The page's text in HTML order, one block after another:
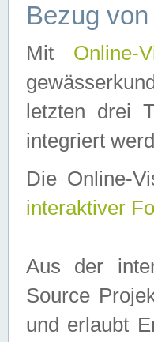
Bezug
Mit Online-
letzten drei
integriert
Die Online-
interaktiver
Aus der
Source
und erlaubt